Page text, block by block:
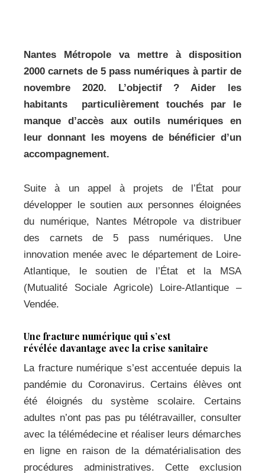
Nantes Métropole va mettre à disposition
2000 carnets de 5 pass numériques à partir de
novembre 2020. L’objectif ? Aider les
habitants particulièrement touchés par le
manque d’accès aux outils numériques en
leur donnant les moyens de bénéficier d’un
accompagnement.
Suite à un appel à projets de l’État pour
développer le soutien aux personnes éloignées
du numérique, Nantes Métropole va distribuer
des carnets de 5 pass numériques. Une
innovation menée avec le département de Loire-
Atlantique, le soutien de l’État et la MSA
(Mutualité Sociale Agricole) Loire-Atlantique –
Vendée.
Une fracture numérique qui s’est
révélée davantage avec la crise sanitaire
La fracture numérique s’est accentuée depuis la
pandémie du Coronavirus. Certains élèves ont
été éloignés du système scolaire. Certains
adultes n’ont pas pas pu télétravailler, consulter
avec la télémédecine et réaliser leurs démarches
en ligne en raison de la dématérialisation des
procédures administratives. Cette exclusion